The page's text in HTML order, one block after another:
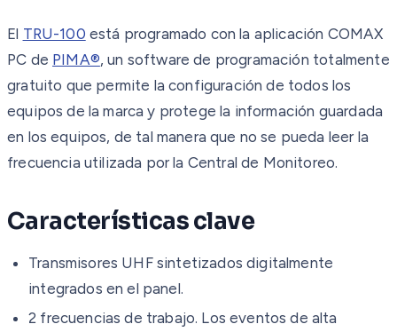
El TRU-100 está programado con la aplicación COMAX
PC de PIMA®, un software de programación totalmente
gratuito que permite la configuración de todos los
equipos de la marca y protege la información guardada
en los equipos, de tal manera que no se pueda leer la
frecuencia utilizada por la Central de Monitoreo.
Características clave
Transmisores UHF sintetizados digitalmente
integrados en el panel.
2 frecuencias de trabajo. Los eventos de alta